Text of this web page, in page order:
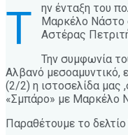
Τ
ην ένταξη του
Μαρκέλο Νάστο
Αστέρας
Την συμφωνία
Αλβανό μεσοαμυντικό,
(2/2) η ιστοσελίδα μας
«Σμπάρο» με Μαρκέλο
Παραθέτουμε το